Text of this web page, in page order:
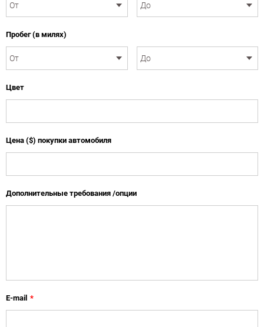
Пробег (в милях)
Цвет
Цена ($) покупки автомобиля
Дополнительные требования /опции
E-mail *